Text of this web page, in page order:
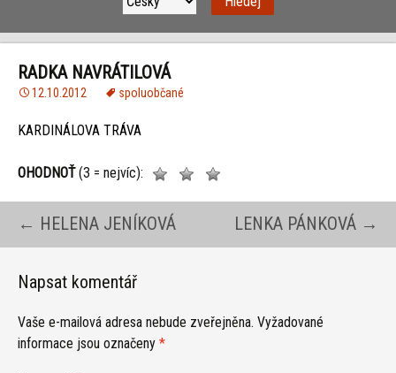
RADKA NAVRÁTILOVÁ
12.10.2012 spoluobčané
KARDINÁLOVA TRÁVA
OHODNOŤ(3 = nejvíc):
Navigace
pro
příspěvky
← HELENA JENÍKOVÁ LENKA PÁNKOVÁ →
Napsat komentář
Vaše e-mailová adresa nebude zveřejněna. Vyžadované
informace jsou označeny *